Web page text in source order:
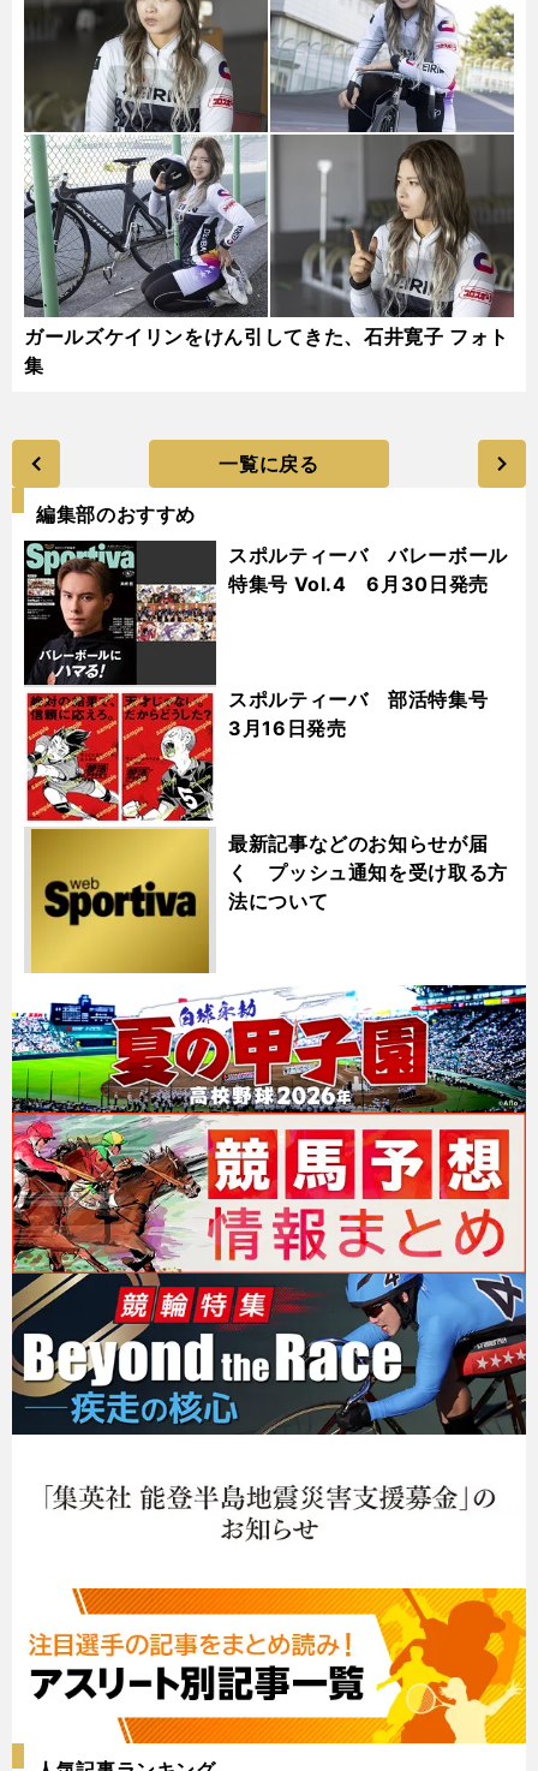
ガールズケイリンをけん引してきた、石井寛子 フォト
集
一覧に戻る
編集部のおすすめ
スポルティーバ バレーボール
特集号 Vol.4 6月30日発売
スポルティーバ 部活特集号
3月16日発売
最新記事などのお知らせが届
く プッシュ通知を受け取る方
法について